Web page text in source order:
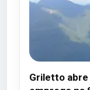
Griletto